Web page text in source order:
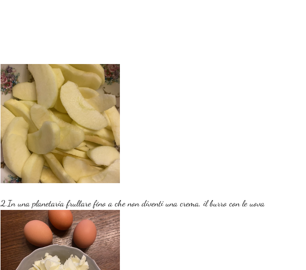
2.In una planetaria frullare fino a che non diventi una crema, il burro con le uova